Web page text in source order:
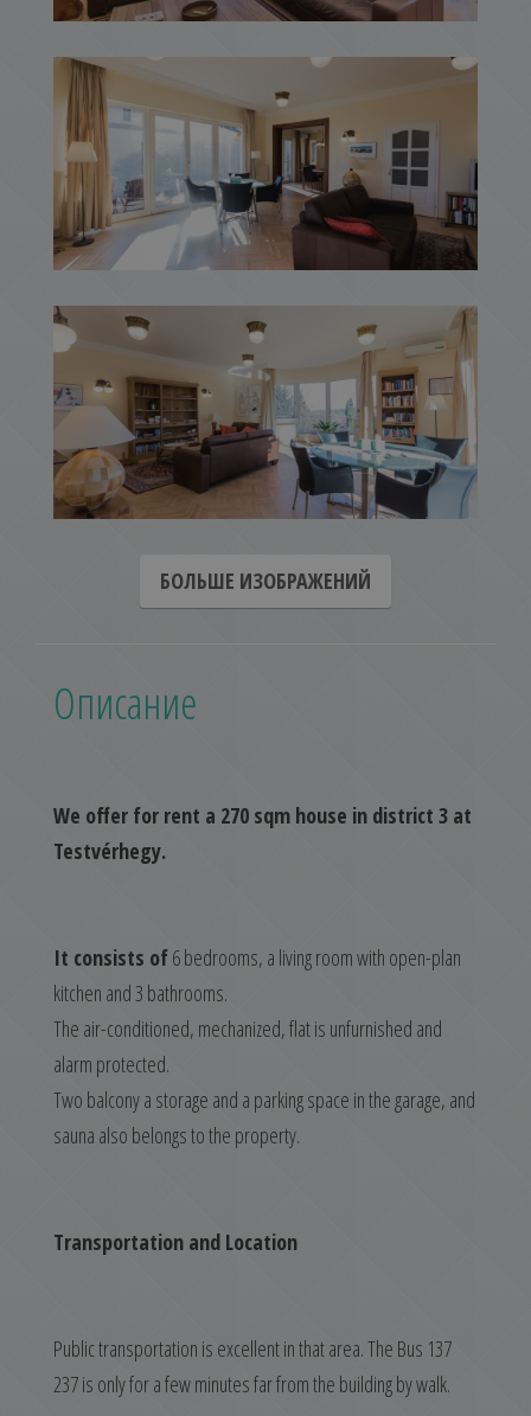
БОЛЬШЕ ИЗОБРАЖЕНИЙ
Описание
We offer for rent a 270 sqm house in district 3 at
Testvérhegy.
It consists of6 bedrooms, a living room with open-plan
kitchen and 3 bathrooms.
The air-conditioned, mechanized, flat is unfurnished and
alarm protected.
Two balcony a storage and a parking space in the garage, and
sauna also belongs to the property.
Transportation and Location
Public transportation is excellent in that area. The Bus 137
237 is only for a few minutes far from the building by walk.